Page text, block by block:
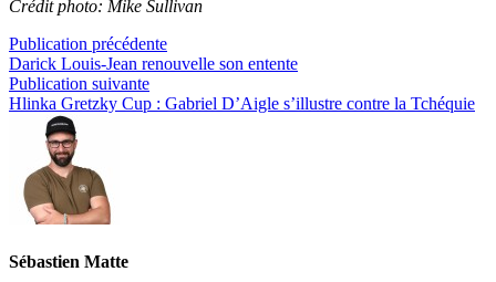
Crédit photo: Mike Sullivan
Navigation
de
l’article
Publication précédentePublication
précédente :
Darick Louis-Jean renouvelle son entente
Publication suivantePublication
suivante :
Hlinka Gretzky Cup : Gabriel D’Aigle s’illustre contre la Tchéquie
Sébastien Matte